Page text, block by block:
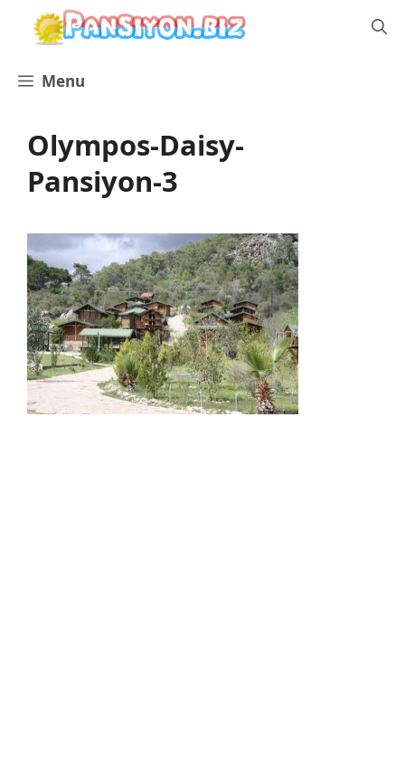
İçeriğe
Menu
Olympos-Daisy-
Pansiyon-3